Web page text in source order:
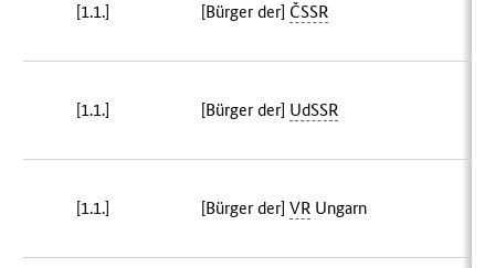
[1.1.] [Bürger der] ČSSR
[1.1.] [Bürger der] UdSSR
[1.1.] [Bürger der]VR Ungarn